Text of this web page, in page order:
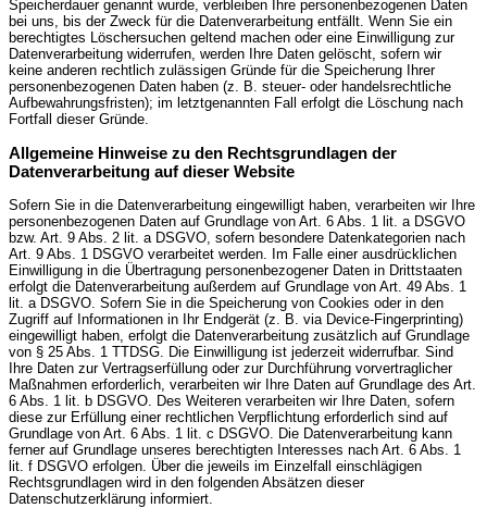
Speicherdauer genannt wurde, verbleiben Ihre personenbezogenen Daten
bei uns, bis der Zweck für die Datenverarbeitung entfällt. Wenn Sie ein
berechtigtes Löschersuchen geltend machen oder eine Einwilligung zur
Datenverarbeitung widerrufen, werden Ihre Daten gelöscht, sofern wir
keine anderen rechtlich zulässigen Gründe für die Speicherung Ihrer
personenbezogenen Daten haben (z. B. steuer- oder handelsrechtliche
Aufbewahrungsfristen); im letztgenannten Fall erfolgt die Löschung nach
Fortfall dieser Gründe.
Allgemeine Hinweise zu den Rechtsgrundlagen der
Datenverarbeitung auf dieser Website
Sofern Sie in die Datenverarbeitung eingewilligt haben, verarbeiten wir Ihre
personenbezogenen Daten auf Grundlage von Art. 6 Abs. 1 lit. a DSGVO
bzw. Art. 9 Abs. 2 lit. a DSGVO, sofern besondere Datenkategorien nach
Art. 9 Abs. 1 DSGVO verarbeitet werden. Im Falle einer ausdrücklichen
Einwilligung in die Übertragung personenbezogener Daten in Drittstaaten
erfolgt die Datenverarbeitung außerdem auf Grundlage von Art. 49 Abs. 1
lit. a DSGVO. Sofern Sie in die Speicherung von Cookies oder in den
Zugriff auf Informationen in Ihr Endgerät (z. B. via Device-Fingerprinting)
eingewilligt haben, erfolgt die Datenverarbeitung zusätzlich auf Grundlage
von § 25 Abs. 1 TTDSG. Die Einwilligung ist jederzeit widerrufbar. Sind
Ihre Daten zur Vertragserfüllung oder zur Durchführung vorvertraglicher
Maßnahmen erforderlich, verarbeiten wir Ihre Daten auf Grundlage des Art.
6 Abs. 1 lit. b DSGVO. Des Weiteren verarbeiten wir Ihre Daten, sofern
diese zur Erfüllung einer rechtlichen Verpflichtung erforderlich sind auf
Grundlage von Art. 6 Abs. 1 lit. c DSGVO. Die Datenverarbeitung kann
ferner auf Grundlage unseres berechtigten Interesses nach Art. 6 Abs. 1
lit. f DSGVO erfolgen. Über die jeweils im Einzelfall einschlägigen
Rechtsgrundlagen wird in den folgenden Absätzen dieser
Datenschutzerklärung informiert.